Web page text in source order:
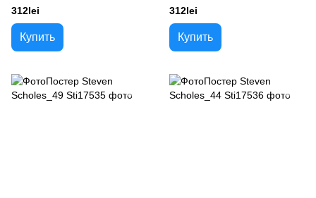
312lei
Купить
312lei
Купить